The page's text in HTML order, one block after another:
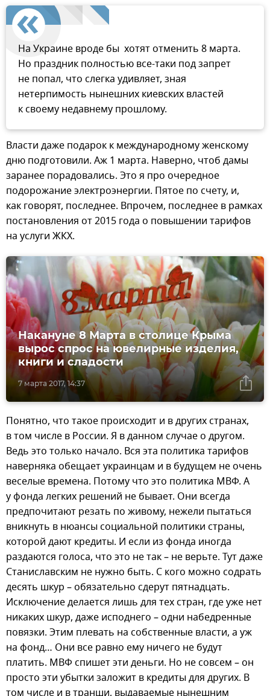
На Украине вроде бы хотят отменить 8 марта.
Но праздник полностью все-таки под запрет
не попал, что слегка удивляет, зная
нетерпимость нынешних киевских властей
к своему недавнему прошлому.
Власти даже подарок к международному женскому
дню подготовили. Аж 1 марта. Наверно, чтоб дамы
заранее порадовались. Это я про очередное
подорожание электроэнергии. Пятое по счету, и,
как говорят, последнее. Впрочем, последнее в рамках
постановления от 2015 года о повышении тарифов
на услуги ЖКХ.
7 марта 2017, 14:37
Накануне 8 Марта в столице Крыма
вырос спрос на ювелирные изделия,
книги и сладости
Понятно, что такое происходит и в других странах,
в том числе в России. Я в данном случае о другом.
Ведь это только начало. Вся эта политика тарифов
наверняка обещает украинцам и в будущем не очень
веселые времена. Потому что это политика МВФ. А
у фонда легких решений не бывает. Они всегда
предпочитают резать по живому, нежели пытаться
вникнуть в нюансы социальной политики страны,
которой дают кредиты. И если из фонда иногда
раздаются голоса, что это не так – не верьте. Тут даже
Станиславским не нужно быть. С кого можно содрать
десять шкур – обязательно сдерут пятнадцать.
Исключение делается лишь для тех стран, где уже нет
никаких шкур, даже исподнего – одни набедренные
повязки. Этим плевать на собственные власти, а уж
на фонд… Они все равно ему ничего не будут
платить. МВФ спишет эти деньги. Но не совсем – он
просто эти убытки заложит в кредиты для других. В
том числе и в транши, выдаваемые нынешним